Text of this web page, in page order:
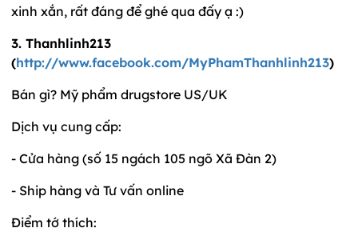
xinh xắn, rất đáng để ghé qua đấy ạ :)
3. Thanhlinh213
(http://www.facebook.com/MyPhamThanhlinh213)
Bán gì? Mỹ phẩm drugstore US/UK
Dịch vụ cung cấp:
- Cửa hàng (số 15 ngách 105 ngõ Xã Đàn 2)
- Ship hàng và Tư vấn online
Điểm tớ thích: